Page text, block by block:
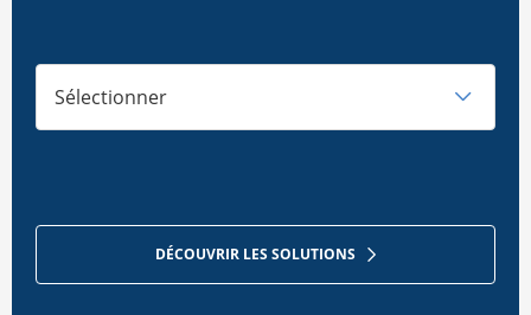
Sélectionner
DÉCOUVRIR LES SOLUTIONS